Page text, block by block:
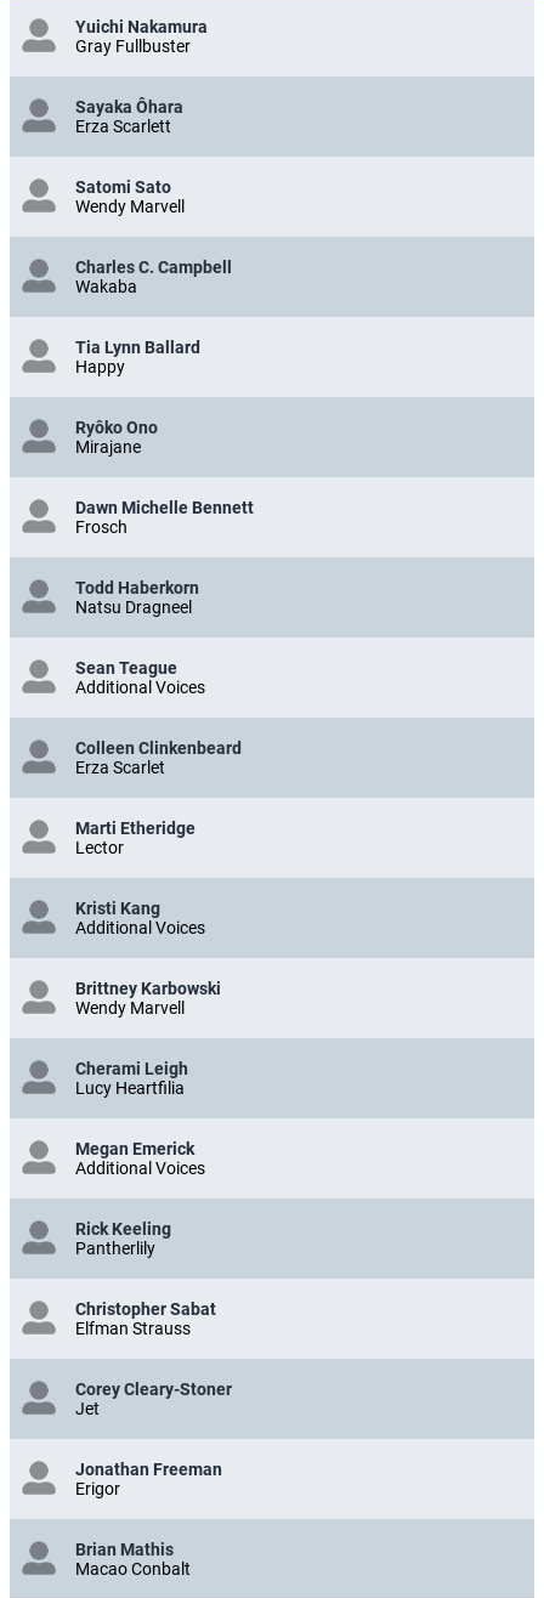
Yuichi Nakamura
Gray Fullbuster
Sayaka Ôhara
Erza Scarlett
Satomi Sato
Wendy Marvell
Charles C. Campbell
Wakaba
Tia Lynn Ballard
Happy
Ryôko Ono
Mirajane
Dawn Michelle Bennett
Frosch
Todd Haberkorn
Natsu Dragneel
Sean Teague
Additional Voices
Colleen Clinkenbeard
Erza Scarlet
Marti Etheridge
Lector
Kristi Kang
Additional Voices
Brittney Karbowski
Wendy Marvell
Cherami Leigh
Lucy Heartfilia
Megan Emerick
Additional Voices
Rick Keeling
Pantherlily
Christopher Sabat
Elfman Strauss
Corey Cleary-Stoner
Jet
Jonathan Freeman
Erigor
Brian Mathis
Macao Conbalt